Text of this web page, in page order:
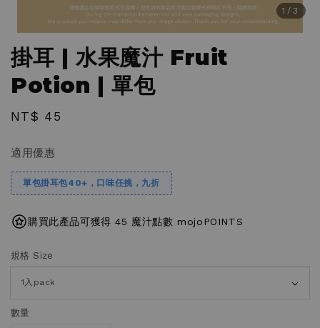
1 /3
掛耳 | 水果魔汁 Fruit
Potion | 單包
Regular
NT$ 45
適用優惠
單包掛耳包40+，口味任挑，九折
購買此產品可獲得 45 魔汁點數 mojoPOINTS
規格 Size
數量